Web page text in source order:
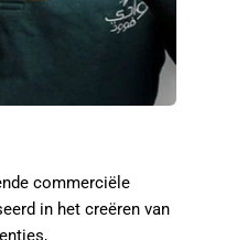
commerciële
in het creëren van